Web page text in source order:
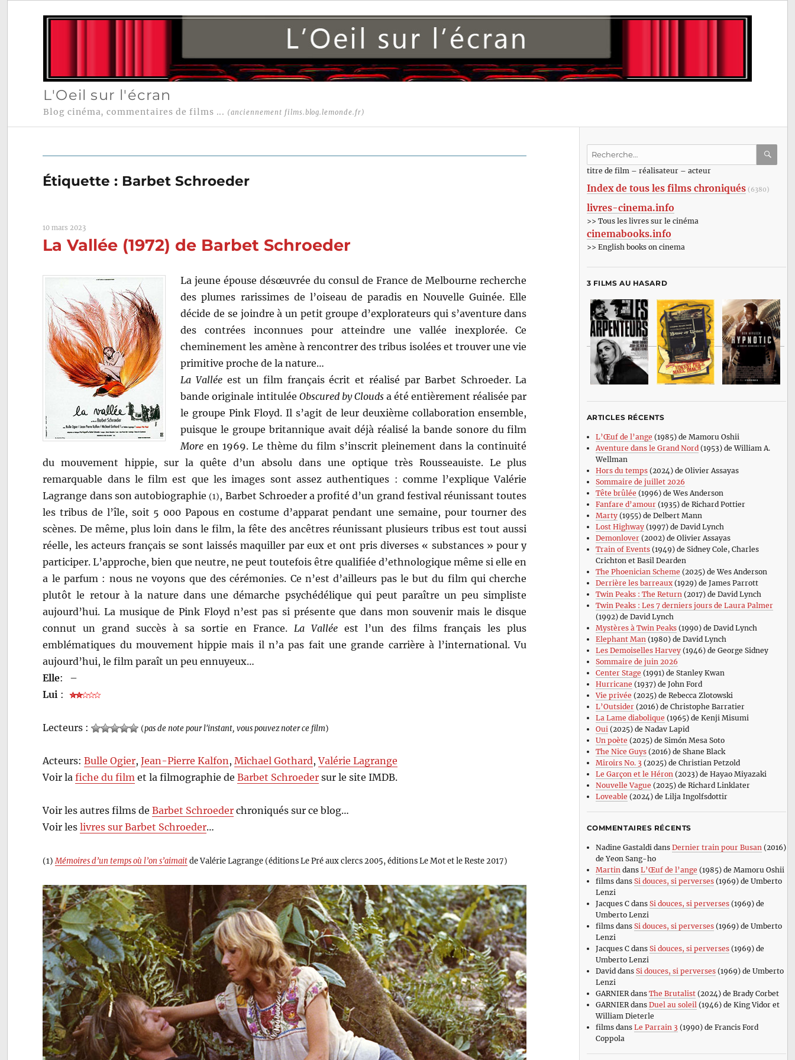
L'Oeil sur l'écran
Blog cinéma, commentaires de films ... (anciennement films.blog.lemonde.fr)
Étiquette : Barbet Schroeder
10 mars 2023
La Vallée (1972) de Barbet Schroeder
La jeune épouse désœuvrée du consul de France de Melbourne recherche
des plumes rarissimes de l’oiseau de paradis en Nouvelle Guinée. Elle
décide de se joindre à un petit groupe d’explorateurs qui s’aventure dans
des contrées inconnues pour atteindre une vallée inexplorée. Ce
cheminement les amène à rencontrer des tribus isolées et trouver une vie
primitive proche de la nature…
La Vallée est un film français écrit et réalisé par Barbet Schroeder. La
bande originale intitulée Obscured by Cloudsa été entièrement réalisée par
le groupe Pink Floyd. Il s’agit de leur deuxième collaboration ensemble,
puisque le groupe britannique avait déjà réalisé la bande sonore du film
More en 1969. Le thème du film s’inscrit pleinement dans la continuité
du mouvement hippie, sur la quête d’un absolu dans une optique très Rousseauiste. Le plus
remarquable dans le film est que les images sont assez authentiques : comme l’explique Valérie
Lagrange dans son autobiographie(1), Barbet Schroeder a profité d’un grand festival réunissant toutes
les tribus de l’île, soit 5 000 Papous en costume d’apparat pendant une semaine, pour tourner des
scènes. De même, plus loin dans le film, la fête des ancêtres réunissant plusieurs tribus est tout aussi
réelle, les acteurs français se sont laissés maquiller par eux et ont pris diverses « substances » pour y
participer. L’approche, bien que neutre, ne peut toutefois être qualifiée d’ethnologique même si elle en
a le parfum : nous ne voyons que des cérémonies. Ce n’est d’ailleurs pas le but du film qui cherche
plutôt le retour à la nature dans une démarche psychédélique qui peut paraître un peu simpliste
aujourd’hui. La musique de Pink Floyd n’est pas si présente que dans mon souvenir mais le disque
connut un grand succès à sa sortie en France. La Vallée est l’un des films français les plus
emblématiques du mouvement hippie mais il n’a pas fait une grande carrière à l’international. Vu
aujourd’hui, le film paraît un peu ennuyeux…
Elle:
–
Lui :
Lecteurs : (pas de note pour l'instant, vous pouvez noter ce film)
Acteurs:Bulle Ogier,Jean-Pierre Kalfon ,Michael Gothard,Valérie Lagrange
Voir lafiche du film et la filmographie deBarbet Schroeder sur le site IMDB.
Voir les autres films deBarbet Schroeder chroniqués sur ce blog…
Voir leslivres sur Barbet Schroeder…
(1) Mémoires d’un temps où l’on s’aimaitde Valérie Lagrange (éditions Le Pré aux clercs 2005, éditions Le Mot et le Reste 2017)
Recherche
:titre de film – réalisateur – acteur
Index de tous les films chroniqués (6380)
livres-cinema.info
>> Tous les livres sur le cinéma
cinemabooks.info
>> English books on cinema
3 FILMS AU HASARD
ARTICLES RÉCENTS
L’Œuf de l’ange (1985) de Mamoru Oshii
Aventure dans le Grand Nord(1953) de William A.
Wellman
Hors du temps(2024) de Olivier Assayas
Sommaire de juillet 2026
Tête brûlée (1996) de Wes Anderson
Fanfare d’amour(1935) de Richard Pottier
Marty(1955) de Delbert Mann
Lost Highway(1997) de David Lynch
Demonlover(2002) de Olivier Assayas
Train of Events(1949) de Sidney Cole, Charles
Crichton et Basil Dearden
The Phoenician Scheme (2025) de Wes Anderson
Derrière les barreaux(1929) de James Parrott
Twin Peaks : The Return(2017) de David Lynch
Twin Peaks : Les 7 derniers jours de Laura Palmer
(1992) de David Lynch
Mystères à Twin Peaks(1990) de David Lynch
Elephant Man(1980) de David Lynch
Les Demoiselles Harvey(1946) de George Sidney
Sommaire de juin 2026
Center Stage (1991) de Stanley Kwan
Hurricane (1937) de John Ford
Vie privée (2025) de Rebecca Zlotowski
L’Outsider(2016) de Christophe Barratier
La Lame diabolique (1965) de Kenji Misumi
Oui(2025) de Nadav Lapid
Un poète (2025) de Simón Mesa Soto
The Nice Guys(2016) de Shane Black
Miroirs No. 3 (2025) de Christian Petzold
Le Garçon et le Héron(2023) de Hayao Miyazaki
Nouvelle Vague (2025) de Richard Linklater
Loveable (2024) de Lilja Ingolfsdottir
COMMENTAIRES RÉCENTS
Nadine Gastaldi dans Dernier train pour Busan (2016)
de Yeon Sang-ho
Martin dans L’Œuf de l’ange (1985) de Mamoru Oshii
filmsdans Si douces, si perverses(1969) de Umberto
Lenzi
Jacques Cdans Si douces, si perverses(1969) de
Umberto Lenzi
filmsdans Si douces, si perverses(1969) de Umberto
Lenzi
Jacques Cdans Si douces, si perverses(1969) de
Umberto Lenzi
David dans Si douces, si perverses(1969) de Umberto
Lenzi
GARNIERdans The Brutalist(2024) de Brady Corbet
GARNIERdans Duel au soleil (1946) de King Vidor et
William Dieterle
filmsdans Le Parrain 3 (1990) de Francis Ford
Coppola